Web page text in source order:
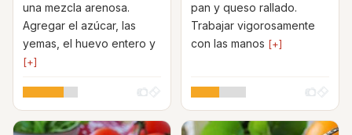
una mezcla arenosa.
Agregar el azúcar, las
yemas, el huevo entero y
[+]
pan y queso rallado.
Trabajar vigorosamente
con las manos [+]